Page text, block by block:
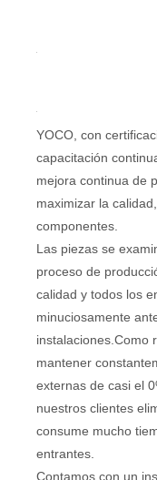
YOCO, con
capacitación
mejora continua de
maximizar la
componentes.
Las piezas se
proceso de
calidad y todos los
minuciosamente
instalaciones.Como
mantener
externas de casi el
nuestros clientes
consume mucho
entrantes.
Contamos con un